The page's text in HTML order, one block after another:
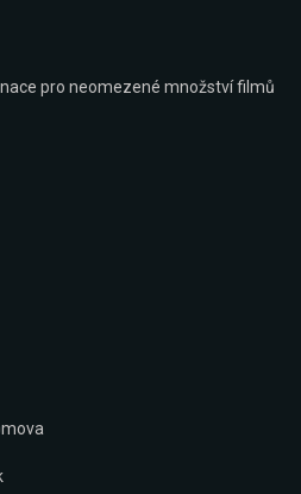
pro neomezené množství filmů